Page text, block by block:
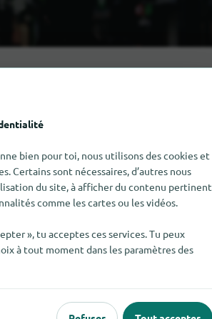
de shopping en Herk-
à proximité de
Aachen Düren Viersen
bien pour toi, nous utilisons des cookies et
Certains sont nécessaires, d’autres nous
du site, à afficher du contenu pertinent
comme les cartes ou les vidéos.
», tu acceptes ces services. Tu peux
à tout moment dans les paramètres des